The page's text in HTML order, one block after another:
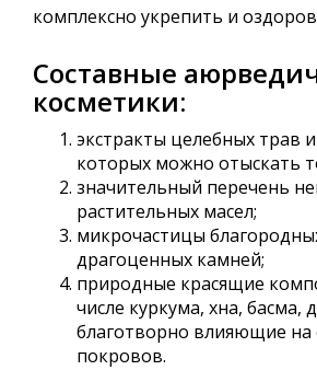
комплексно укрепить и
Составные
косметики:
экстракты целебных трав
которых можно отыскать
значительный перечень
растительных масел;
микрочастицы
драгоценных камней;
природные красящие
числе куркума, хна, басма,
благотворно влияющие на
покровов.